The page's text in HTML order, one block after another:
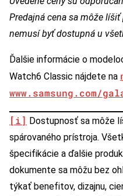
Predajná cena sa môže
nemusí byť dostupná u
Ďalšie informácie o
Watch6 Classic nájdete na
www.samsung.com/
[i] Dostupnosť sa môže
spárovaného prístroja.
špecifikácie a ďalšie
dokumente sa môžu bez
týkať benefitov, dizajnu,